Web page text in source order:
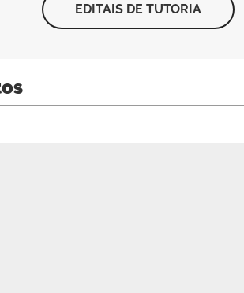
EDITAIS DE TUTORIA